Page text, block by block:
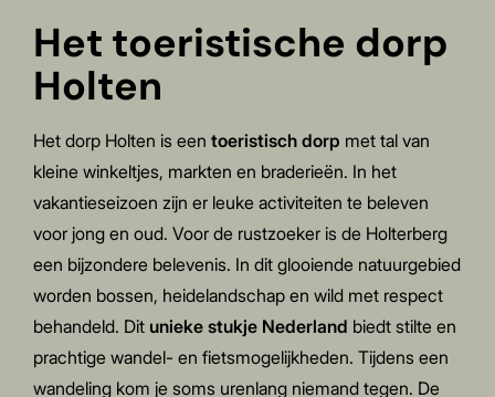
Het toeristische dorp
Holten
Het dorp Holten is eentoeristisch dorp met tal van
kleine winkeltjes, markten en braderieën. In het
vakantieseizoen zijn er leuke activiteiten te beleven
voor jong en oud. Voor de rustzoeker is de Holterberg
een bijzondere belevenis. In dit glooiende natuurgebied
worden bossen, heidelandschap en wild met respect
behandeld. Dit unieke stukje Nederland biedt stilte en
prachtige wandel- en fietsmogelijkheden. Tijdens een
wandeling kom je soms urenlang niemand tegen. De